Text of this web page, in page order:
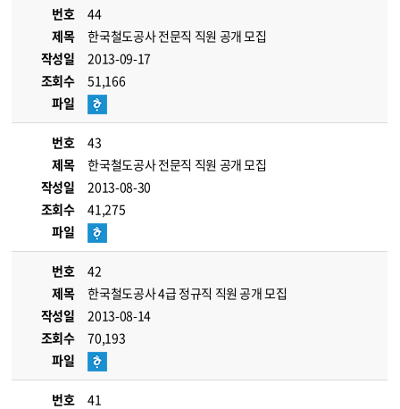
번호
44
제목
한국철도공사 전문직 직원 공개 모집
작성일
2013-09-17
조회수
51,166
파일
번호
43
제목
한국철도공사 전문직 직원 공개 모집
작성일
2013-08-30
조회수
41,275
파일
번호
42
제목
한국철도공사 4급 정규직 직원 공개 모집
작성일
2013-08-14
조회수
70,193
파일
번호
41